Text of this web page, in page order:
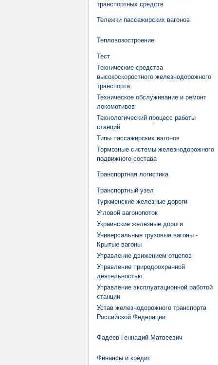
транспортных средств
Тележки пассажирских вагонов
Тепловозостроение
Тест
Технические средства
высокоскоростного железнодорожного
транспорта
Техническое обслуживание и ремонт
локомотивов
Технологический процесс работы
станций
Типы пассажирских вагонов
Тормозные системы железнодорожного
подвижного состава
Транспортная логистика
Транспортный узел
Туркменские железные дороги
Угловой вагонопоток
Украинские железные дороги
Универсальные грузовые вагоны -
Крытые вагоны
Управление движением отцепов
Управление природоохранной
деятельностью
Управление эксплуатационной работой
станции
Устав железнодорожного транспорта
Российской Федерации
Фадеев Геннадий Матвеевич
Финансы и кредит